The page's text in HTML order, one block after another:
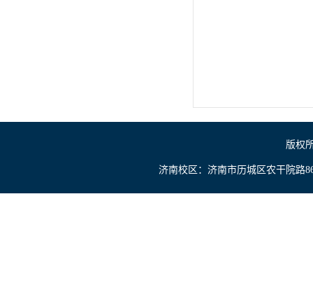
版权
济南校区：济南市历城区农干院路